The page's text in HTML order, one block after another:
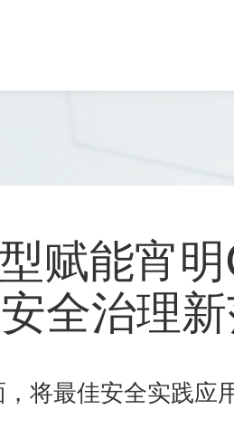
赋能宵
全治理
将最佳安全实践应